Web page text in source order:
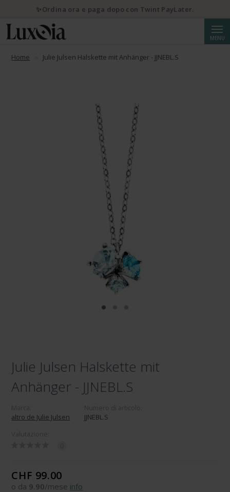
MENU
Home Julie Julsen Halskette mit Anhänger - JJNEBL.S
Julie Julsen Halskette mit
Anhänger - JJNEBL.S
altro de Julie Julsen
JJNEBL.S
CHF 99.00
o da 9.90/mese info
✨Ordina ora e paga dopo con Twint PayLater.